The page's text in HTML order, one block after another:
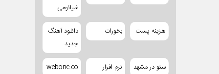
شیائومی
هزینه پست بخورات
دانلود آهنگ
جدید
سئو در مشهد
نرم افزار
webone.co